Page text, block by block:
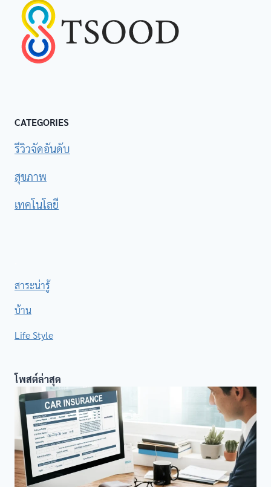
CATEGORIES
รีวิวจัดอันดับ
สุขภาพ
เทคโนโลยี
สาระน่ารู้
บ้าน
Life Style
โพสต์ล่าสุด